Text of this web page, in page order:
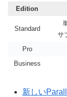
Edition
Standard
サ
Pro
Business
新しい